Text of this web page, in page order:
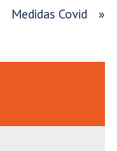
Medidas Covid »